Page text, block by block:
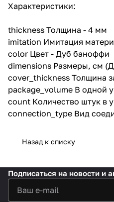
способно выдерживать
нагрузок различного рода.
Главная особенность продукта
— водостойкость. Покрытие
гидрофобно, даже длительные
контакты с водой не заставят
панели впитать влагу.
Благодаря надежной
герметичной замковой системе
основанию исключено.
безопасна для здоровья
покрытия активно применяются
в пищевой промышленности и
медицине. Процесс
Характеристики:
thickness Толщина - 4 мм
imitation Имитация
color Цвет - Дуб баноффи
dimensions Размеры, см
cover_thickness Толщина
package_volume В одной
count Количество штук в
connection_type Вид
Назад к списку
Подписаться на новости и